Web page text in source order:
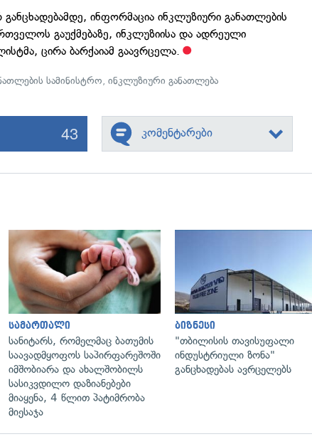
ინფორმაცია ინკლუზიური განათლების
გაუქმებაზე, ინკლუზიისა და ადრეული
ცირა ბარქაიამ გაავრცელა.
სამინისტრო,ინკლუზიური განათლება
43 კომენტარები
გადახედვა
სამართალი
სანიტარს, რომელმაც ბათუმის
საავადმყოფოს საპირფარეშოში
იმშობიარა და ახალშობილს
სასიკვდილო დაზიანებები
მიაყენა, 4 წლით პატიმრობა
მიესაჯა
ბიზნესი
"თბილისის თავისუფალი
ინდუსტრიული ზონა"
განცხადებას ავრცელებს